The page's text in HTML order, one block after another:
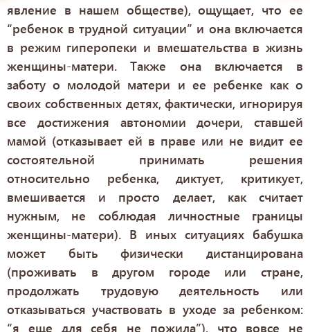
явление в нашем обществе), ощущает, что ее
“ребенок в трудной ситуации” и она включается
в режим гиперопеки и вмешательства в жизнь
женщины-матери. Также она включается в
заботу о молодой матери и ее ребенке как о
своих собственных детях, фактически, игнорируя
все достижения автономии дочери, ставшей
мамой (отказывает ей в праве или не видит ее
состоятельной принимать решения
относительно ребенка, диктует, критикует,
вмешивается и просто делает, как считает
нужным, не соблюдая личностные границы
женщины-матери). В иных ситуациях бабушка
может быть физически дистанцирована
(проживать в другом городе или стране,
продолжать трудовую деятельность или
отказываться участвовать в уходе за ребенком:
“я еще для себя не пожила”), что вовсе не